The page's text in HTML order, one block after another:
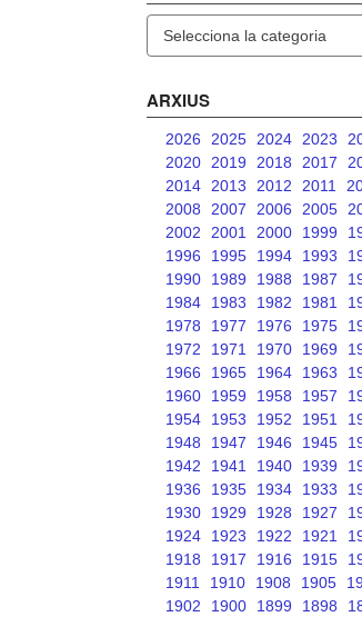
ARXIUS
2026 2025 2024 2023
2020
2019 2018 2017
2014
2013 2012 2011
2008
2007 2006 2005
2002
2001 2000 1999
1996
1995 1994 1993
1990
1989 1988 1987
1984
1983 1982 1981
1978
1977 1976 1975
1972
1971 1970 1969
1966
1965 1964 1963
1960
1959 1958 1957
1954
1953 1952 1951
1948
1947 1946 1945
1942
1941 1940 1939
1936
1935 1934 1933
1930
1929 1928 1927
1924
1923 1922 1921
1918
1917 1916 1915
1911
1910 1908 1905
1902
1900 1899 1898